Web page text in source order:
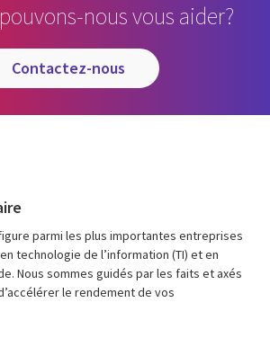
nous vous aider?
contactez-nous
parmi les plus importantes entreprises
technologie de l’information (TI) et en
Nous sommes guidés par les faits et axés
le rendement de vos